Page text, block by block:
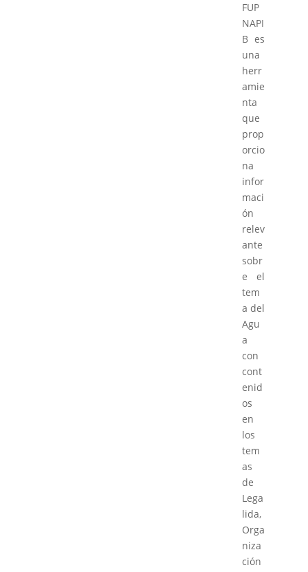
FUP
NAPI
B es
una
herr
amie
nta
que
prop
orcio
na
infor
maci
ón
relev
ante
sobr
e el
tem
a del
Agu
a
con
cont
enid
os
en
los
tem
as
de
Lega
lida,
Orga
niza
ción